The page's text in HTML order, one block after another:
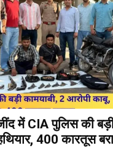
में CIA पुलिस की बड़ी
400 कारतूस